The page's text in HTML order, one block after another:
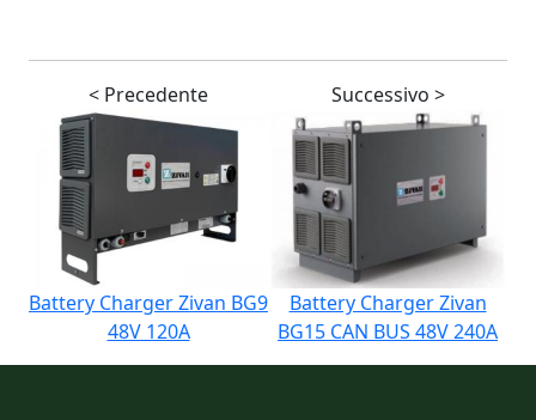
< Precedente
Battery Charger Zivan BG9
48V 120A
Successivo >
Battery Charger Zivan
BG15 CAN BUS 48V 240A